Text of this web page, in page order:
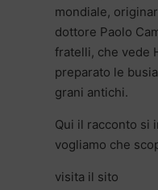
mondiale,
dottore Paolo
fratelli, che vede
preparato le
grani antichi.
Qui il racconto si
vogliamo che
visita il sito